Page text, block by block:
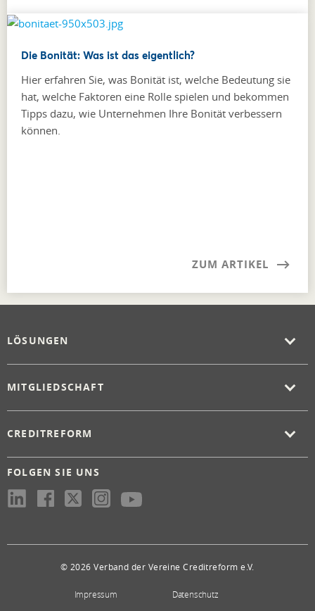
Die Bonität: Was ist das eigentlich?
Hier erfahren Sie, was Bonität ist, welche Bedeutung sie
hat, welche Faktoren eine Rolle spielen und bekommen
Tipps dazu, wie Unternehmen Ihre Bonität verbessern
können.
ZUM ARTIKEL
LÖSUNGEN
MITGLIEDSCHAFT
CREDITREFORM
FOLGEN SIE UNS
© 2026 Verband der Vereine Creditreform e.V.
Impressum
Datenschutz